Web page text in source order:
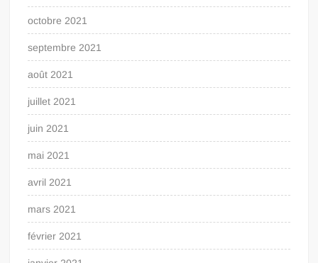
octobre 2021
septembre 2021
août 2021
juillet 2021
juin 2021
mai 2021
avril 2021
mars 2021
février 2021